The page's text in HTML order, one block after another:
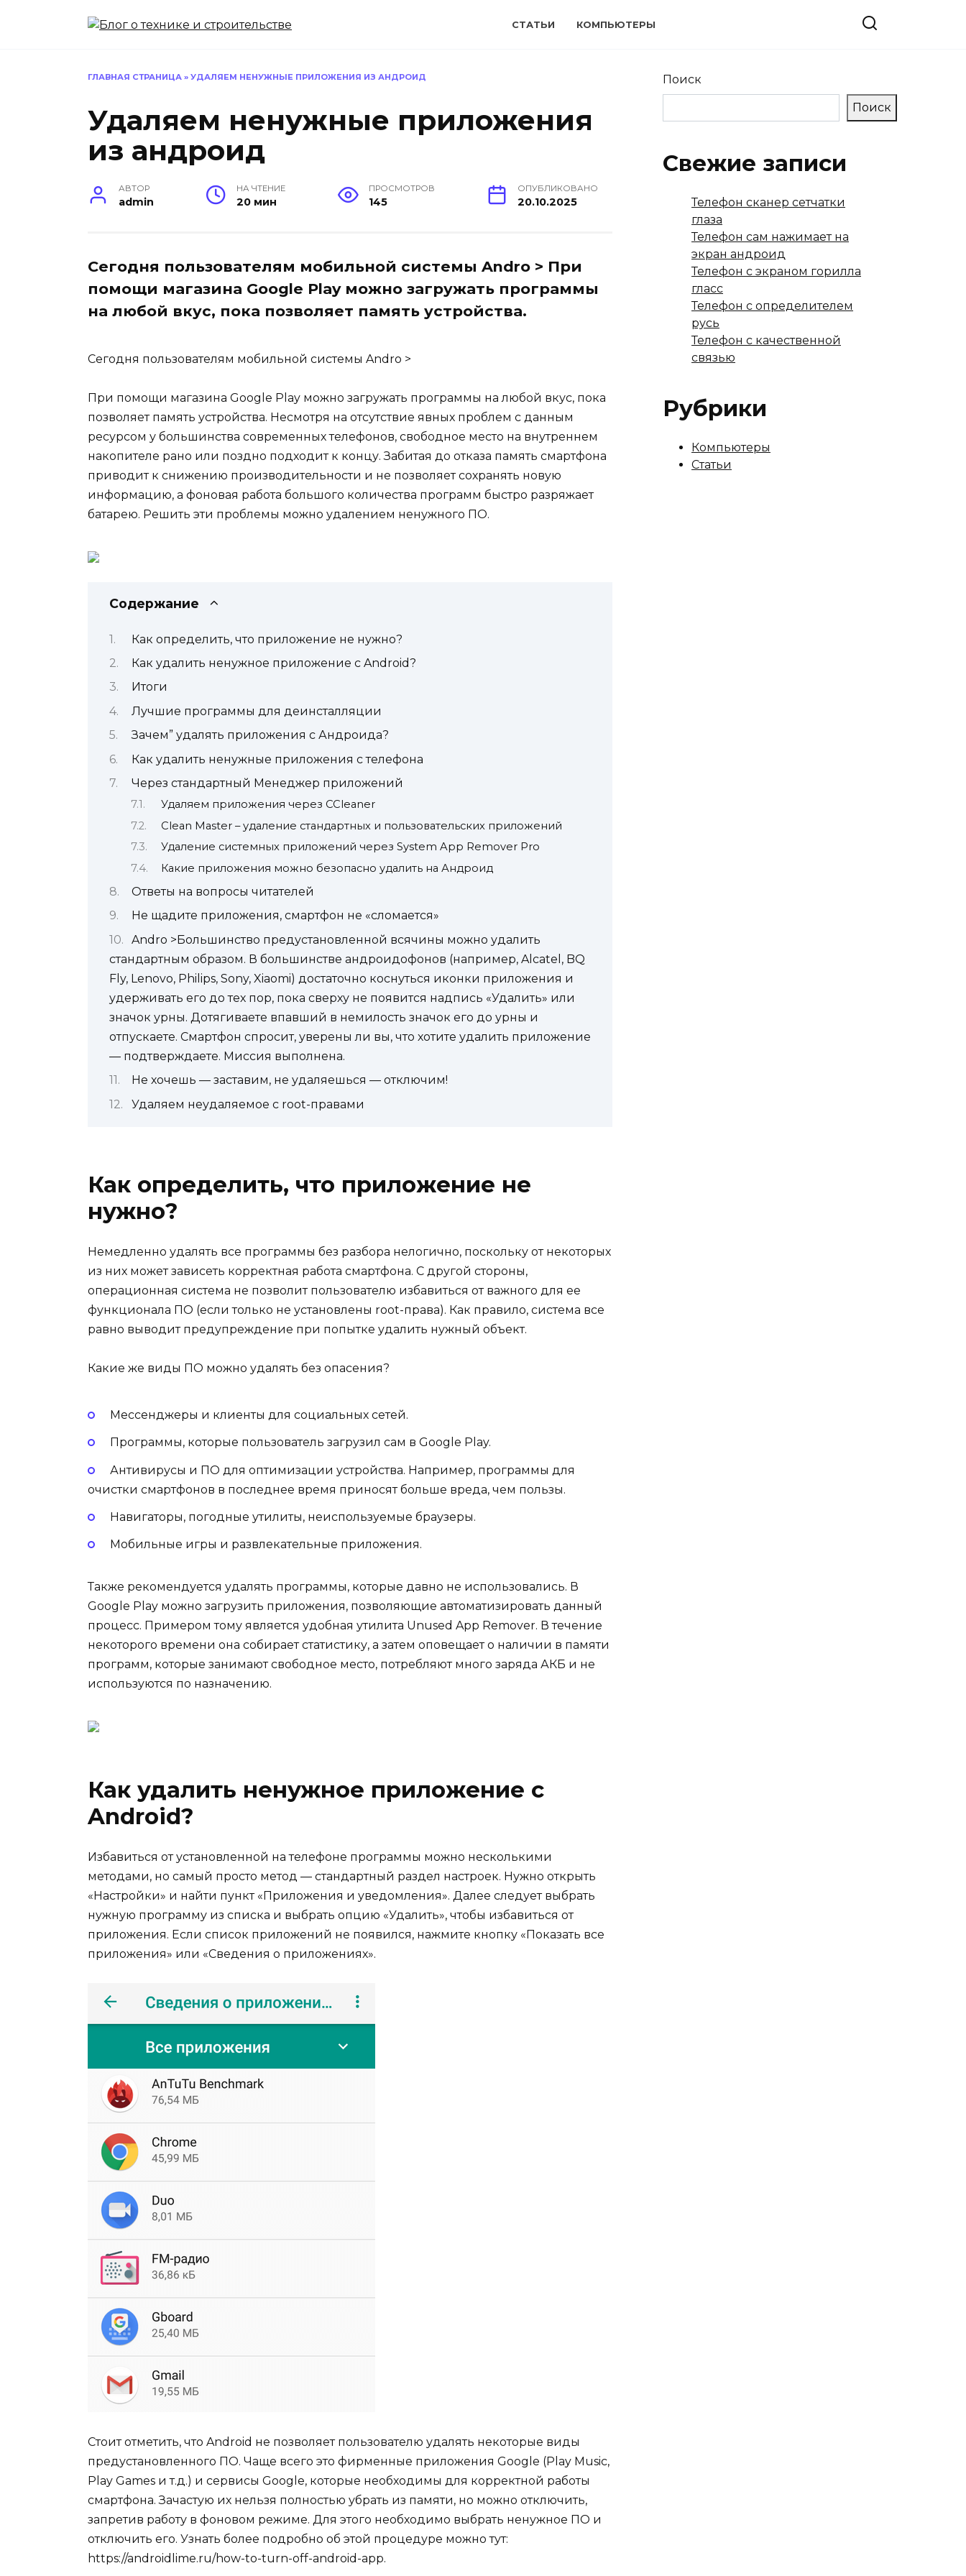
СТАТЬИ КОМПЬЮТЕРЫ
ГЛАВНАЯ СТРАНИЦА » УДАЛЯЕМ НЕНУЖНЫЕ ПРИЛОЖЕНИЯ ИЗ АНДРОИД
Удаляем ненужные приложения
из андроид
АВТОР
admin
НА ЧТЕНИЕ
20 мин
ПРОСМОТРОВ
145
ОПУБЛИКОВАНО
20.10.2025
Сегодня пользователям мобильной системы Andro > При
помощи магазина Google Play можно загружать программы
на любой вкус, пока позволяет память устройства.
Сегодня пользователям мобильной системы Andro >
При помощи магазина Google Play можно загружать программы на любой вкус, пока
позволяет память устройства. Несмотря на отсутствие явных проблем с данным
ресурсом у большинства современных телефонов, свободное место на внутреннем
накопителе рано или поздно подходит к концу. Забитая до отказа память смартфона
приводит к снижению производительности и не позволяет сохранять новую
информацию, а фоновая работа большого количества программ быстро разряжает
батарею. Решить эти проблемы можно удалением ненужного ПО.
Содержание
Как определить, что приложение не нужно?
Как удалить ненужное приложение с Android?
Итоги
Лучшие программы для деинсталляции
Зачем” удалять приложения с Андроида?
Как удалить ненужные приложения с телефона
Через стандартный Менеджер приложений
Удаляем приложения через CCleaner
Clean Master – удаление стандартных и пользовательских приложений
Удаление системных приложений через System App Remover Pro
Какие приложения можно безопасно удалить на Андроид
Ответы на вопросы читателей
Не щадите приложения, смартфон не «сломается»
Andro >Большинство предустановленной всячины можно удалить
стандартным образом. В большинстве андроидофонов (например, Alcatel, BQ
Fly, Lenovo, Philips, Sony, Xiaomi) достаточно коснуться иконки приложения и
удерживать его до тех пор, пока сверху не появится надпись «Удалить» или
значок урны. Дотягиваете впавший в немилость значок его до урны и
отпускаете. Смартфон спросит, уверены ли вы, что хотите удалить приложение
— подтверждаете. Миссия выполнена.
Не хочешь — заставим, не удаляешься — отключим!
Удаляем неудаляемое с root-правами
Как определить, что приложение не
нужно?
Немедленно удалять все программы без разбора нелогично, поскольку от некоторых
из них может зависеть корректная работа смартфона. С другой стороны,
операционная система не позволит пользователю избавиться от важного для ее
функционала ПО (если только не установлены root-права). Как правило, система все
равно выводит предупреждение при попытке удалить нужный объект.
Какие же виды ПО можно удалять без опасения?
Мессенджеры и клиенты для социальных сетей.
Программы, которые пользователь загрузил сам в Google Play.
Антивирусы и ПО для оптимизации устройства. Например, программы для
очистки смартфонов в последнее время приносят больше вреда, чем пользы.
Навигаторы, погодные утилиты, неиспользуемые браузеры.
Мобильные игры и развлекательные приложения.
Также рекомендуется удалять программы, которые давно не использовались. В
Google Play можно загрузить приложения, позволяющие автоматизировать данный
процесс. Примером тому является удобная утилита Unused App Remover. В течение
некоторого времени она собирает статистику, а затем оповещает о наличии в памяти
программ, которые занимают свободное место, потребляют много заряда АКБ и не
используются по назначению.
Как удалить ненужное приложение с
Android?
Избавиться от установленной на телефоне программы можно несколькими
методами, но самый просто метод — стандартный раздел настроек. Нужно открыть
«Настройки» и найти пункт «Приложения и уведомления». Далее следует выбрать
нужную программу из списка и выбрать опцию «Удалить», чтобы избавиться от
приложения. Если список приложений не появился, нажмите кнопку «Показать все
приложения» или «Сведения о приложениях».
Стоит отметить, что Android не позволяет пользователю удалять некоторые виды
предустановленного ПО. Чаще всего это фирменные приложения Google (Play Music,
Play Games и т.д.) и сервисы Google, которые необходимы для корректной работы
смартфона. Зачастую их нельзя полностью убрать из памяти, но можно отключить,
запретив работу в фоновом режиме. Для этого необходимо выбрать ненужное ПО и
отключить его. Узнать более подробно об этой процедуре можно тут:
https://androidlime.ru/how-to-turn-off-android-app.
Поиск
Поиск
Свежие записи
Телефон сканер сетчатки
глаза
Телефон сам нажимает на
экран андроид
Телефон с экраном горилла
гласс
Телефон с определителем
русь
Телефон с качественной
связью
Рубрики
Компьютеры
Статьи